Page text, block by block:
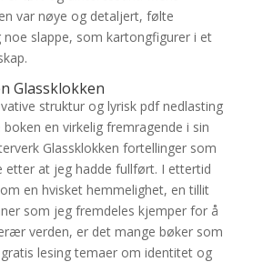
var nøye og detaljert, følte
noe slappe, som kartongfigurer i et
Glassklokken
struktur og lyrisk pdf nedlasting
boken en virkelig fremragende i sin
Glassklokken fortellinger som
etter at jeg hadde fullført. I ettertid
en hvisket hemmelighet, en tillit
som jeg fremdeles kjemper for å
verden, er det mange bøker som
lesing temaer om identitet og